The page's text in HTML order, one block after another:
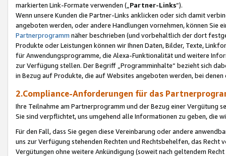
markierten Link-Formate verwenden („ Partner-Links“).
Wenn unsere Kunden die Partner-Links anklicken oder sich damit
angeboten werden, oder andere Handlungen vornehmen, können Sie
Partnerprogramm näher beschrieben (und vorbehaltlich der dort
Produkte oder Leistungen können wir Ihnen Daten, Bilder, Texte,
für Anwendungsprogramme, die Alexa-Funktionalität und weitere
zur Verfügung stellen. Der Begriff „Programminhalte“ bezieht sich
in Bezug auf Produkte, die auf Websites angeboten werden, bei
2.Compliance-Anforderungen für das
Ihre Teilnahme am Partnerprogramm und der Bezug einer Vergütung
Sie sind verpflichtet, uns umgehend alle Informationen zu geben, die
Für den Fall, dass Sie gegen diese Vereinbarung oder andere
uns zur Verfügung stehenden Rechten und Rechtsbehelfen, das
Vergütungen ohne weitere Ankündigung (soweit nach geltendem